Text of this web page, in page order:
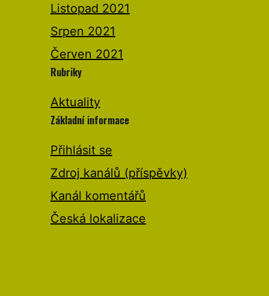
Listopad 2021
Srpen 2021
Červen 2021
Rubriky
Aktuality
Základní informace
Přihlásit se
Zdroj kanálů (příspěvky)
Kanál komentářů
Česká lokalizace